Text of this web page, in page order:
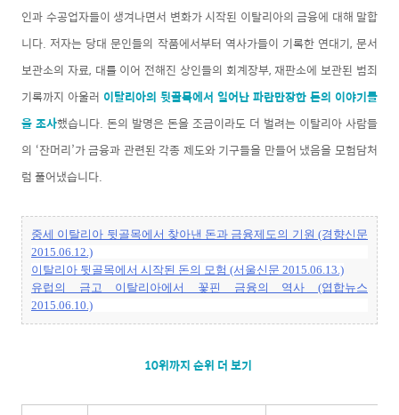
인과 수공업자들이 생겨나면서 변화가 시작된 이탈리아의 금융에 대해 말합
니다. 저자는 당대 문인들의 작품에서부터 역사가들이 기록한 연대기, 문서
보관소의 자료, 대를 이어 전해진 상인들의 회계장부, 재판소에 보관된 범죄
기록까지 아울러 이탈리아의 뒷골목에서 일어난 파란만장한 돈의 이야기들
을 조사했습니다. 돈의 발명은 돈을 조금이라도 더 벌려는 이탈리아 사람들
의 ‘잔머리’가 금융과 관련된 각종 제도와 기구들을 만들어 냈음을 모험담처
럼 풀어냈습니다.
중세 이탈리아 뒷골목에서 찾아낸 돈과 금융제도의 기원 (경향신문
2015.06.12.)
이탈리아 뒷골목에서 시작된 돈의 모험 (서울신문 2015.06.13.)
유럽의 금고 이탈리아에서 꽃핀 금융의 역사 (엽합뉴스
2015.06.10.)
10위까지 순위 더 보기